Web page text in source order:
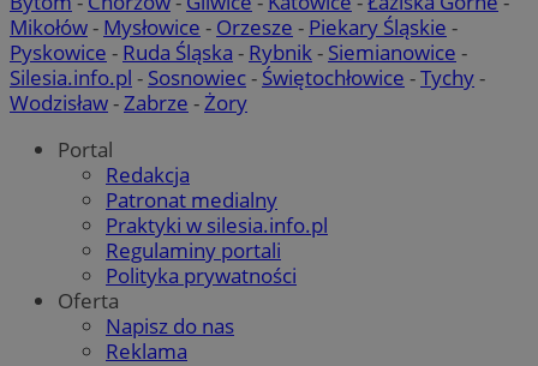
Mikołów- Mysłowice - Orzesze - Piekary Śląskie -
Pyskowice - Ruda Śląska - Rybnik- Siemianowice -
Silesia.info.pl - Sosnowiec- Świętochłowice -Tychy-
Wodzisław-Zabrze -Żory
Portal
Redakcja
Patronat medialny
Praktyki w silesia.info.pl
Regulaminy portali
Polityka prywatności
Oferta
Napisz do nas
Reklama